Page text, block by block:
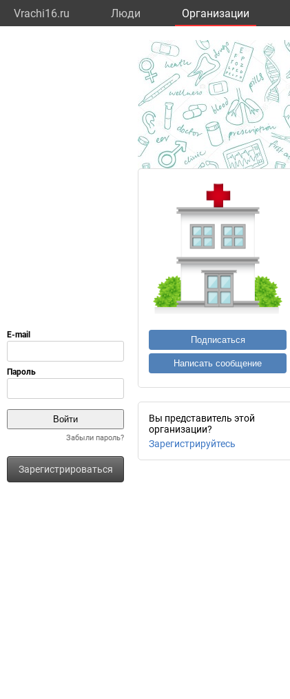
Vrachi16.ru Люди Организации
Забыли пароль?
Зарегистрироваться
Подписаться
Написать сообщение
Вы представитель этой
организации?
Зарегистрируйтесь